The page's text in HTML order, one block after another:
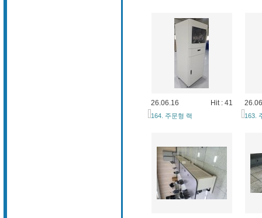
26.06.16 Hit : 41
164. 주문형 랙 163.